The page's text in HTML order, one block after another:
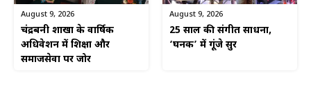
August 9, 2026
चंद्रबनी शाखा के वार्षिक
अधिवेशन में शिक्षा और
समाजसेवा पर जोर
August 9, 2026
25 साल की संगीत साधना,
‘घनक’ में गूंजे सुर